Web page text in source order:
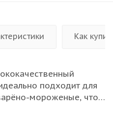
Как
подходит для
мороженые, что
вкусом и